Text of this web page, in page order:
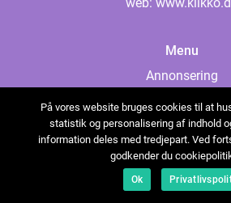
Menu
Annonsering
Cookies
Kontakta oss
Sitemap
På vores website bruges cookies til at
statistik og personalisering af indhold
information deles med tredjepart. Ved
godkender du
Ok